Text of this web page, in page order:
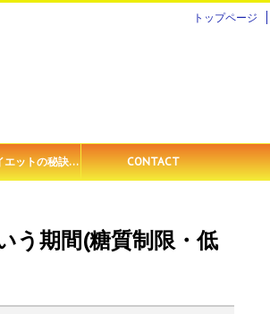
トップページ
エットの秘訣… CONTACT
う期間(糖質制限・低